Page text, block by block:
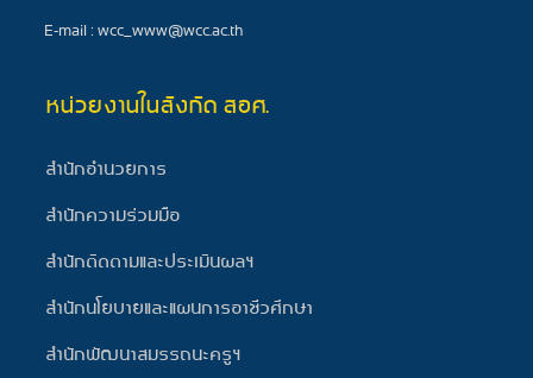
E-mail : wcc_www@wcc.ac.th
หน่วยงานในสังกัด สอศ.
สำนักอำนวยการ
สำนักความร่วมมือ
สำนักติดตามและประเมินผลฯ
สำนักนโยบายและแผนการอาชีวศึกษา
สำนักพัฒนาสมรรถนะครูฯ